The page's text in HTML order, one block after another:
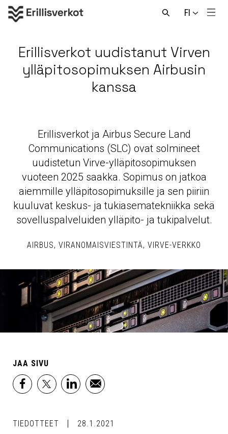
FI
Avaa
Erillisverkot uudistanut Virven
ylläpitosopimuksen Airbusin
kanssa
Erillisverkot ja Airbus Secure Land
Communications (SLC) ovat solmineet
uudistetun Virve-ylläpitosopimuksen
vuoteen 2025 saakka. Sopimus on jatkoa
aiemmille ylläpitosopimuksille ja sen piiriin
kuuluvat keskus- ja tukiasematekniikka sekä
sovelluspalveluiden ylläpito- ja tukipalvelut.
AIRBUS VIRANOMAISVIESTINTÄ VIRVE-VERKKO
JAA SIVU
facebook
x linkedinemail
TIEDOTTEET
28.1.2021